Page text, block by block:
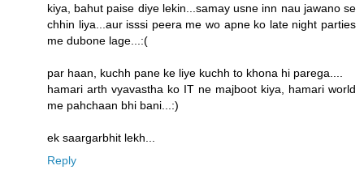
kiya, bahut paise diye lekin...samay usne inn nau jawano se
chhin liya...aur isssi peera me wo apne ko late night parties
me dubone lage...:(
par haan, kuchh pane ke liye kuchh to khona hi parega....
hamari arth vyavastha ko IT ne majboot kiya, hamari world
me pahchaan bhi bani...:)
ek saargarbhit lekh...
Reply